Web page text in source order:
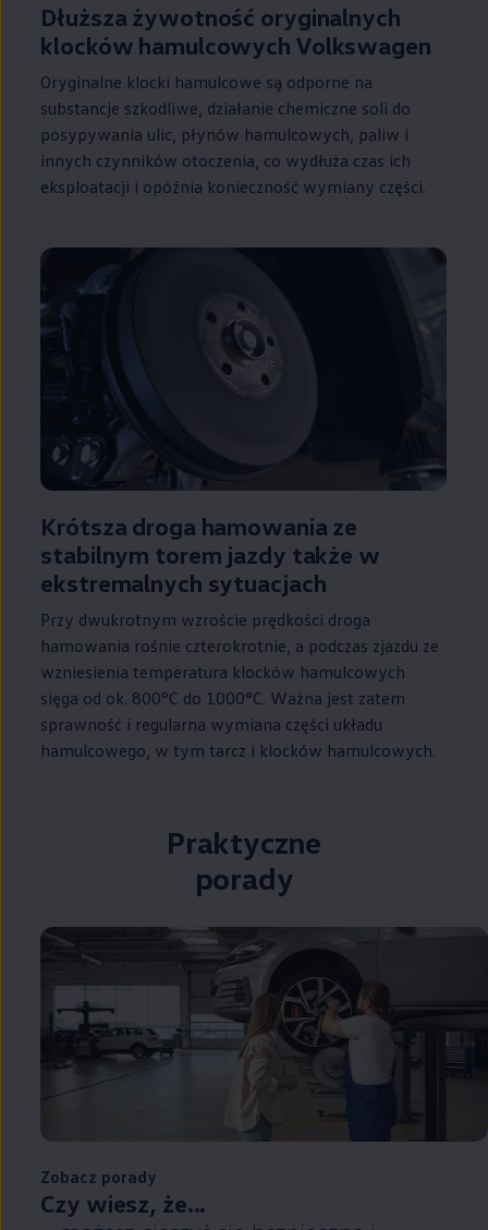
Dłuższa żywotność oryginalnych
klocków hamulcowych Volkswagen
Oryginalne klocki hamulcowe są odporne na
substancje szkodliwe, działanie chemiczne soli do
posypywania ulic, płynów hamulcowych, paliw i
innych czynników otoczenia, co wydłuża czas ich
eksploatacji i opóźnia konieczność wymiany części.
Krótsza droga hamowania ze
stabilnym torem jazdy także w
ekstremalnych sytuacjach
Przy dwukrotnym wzroście prędkości droga
hamowania rośnie czterokrotnie, a podczas zjazdu ze
wzniesienia temperatura klocków hamulcowych
sięga od ok. 800°C do 1000°C. Ważna jest zatem
sprawność i regularna wymiana części układu
hamulcowego, w tym tarcz i klocków hamulcowych.
Praktyczne
porady
Zobacz porady
Czy wiesz, że...